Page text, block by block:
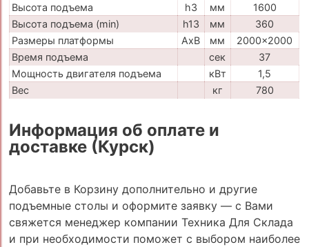
Высота подъема
h3 мм
1600
Высота подъема (min)
h13 мм
360
Размеры платформы
AxB мм
2000x2000
Время подъема
сек
37
Мощность двигателя подъема
кВт
1,5
Вес
кг 780
Информация об оплате и
доставке (Курск)
Добавьте в Корзину дополнительно и другие
подъемные столы и оформите заявку — с Вами
свяжется менеджер компании Техника Для Склада
и при необходимости поможет с выбором наиболее